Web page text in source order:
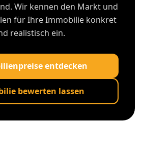
Wir kennen den Markt und
für Ihre Immobilie konkret
realistisch ein.
entdecken
bewerten lassen